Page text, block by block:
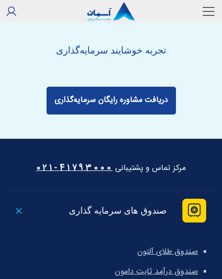
تجربه خوشایند سرمایه‌گذاری
دریافت مشاوره رایگان سرمایه‌گذاری
مرکز تماس و پشتیبانی 41793000-021
صندوق های سرمایه گذاری
صندوق طلای آلتون
صندوق درآمد ثابت دامون